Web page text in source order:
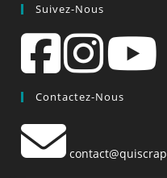
Suivez-Nous
Contactez-Nous